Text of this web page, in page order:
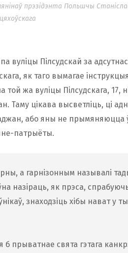
прэзідэнта Польшчы
вуліцы Пілсудскай за
як таго вымагае
жа вуліцы Пілсудскага, 17,
Таму цікава высветліць, ці
або яны не прымяняюцца
патрыёты.
а гарнізонным называлі
назіраць, як прэса,
знаходзіць хібы нават у
б прыватнае свята гэтага